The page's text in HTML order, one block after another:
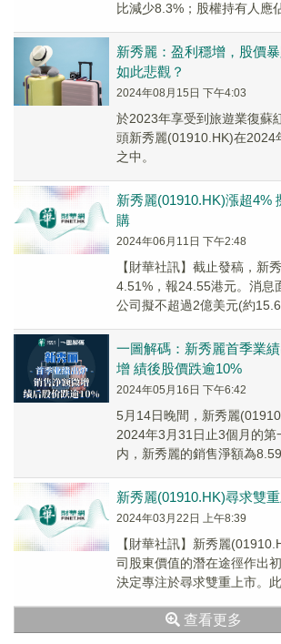
比減少8.3%；股權持有人應
新秀麗：盈利穩增，股價
如此悲觀？
2024年08月15日 下午4:03
於2023年享受到旅遊業復蘇
頭新秀麗(01910.HK)在2024
之中。
新秀麗(01910.HK)漲超4%
購
2024年06月11日 下午2:48
【財華社訊】截止發稿，新
4.51%，報24.55港元。消息
公司擬不超過2億美元(約
一圖解碼：新秀麗首季業
增 績後股價跌逾10%
2024年05月16日 下午6:42
5月14日晚間，新秀麗
2024年3月31日止3個月的第
内，新秀麗的銷售淨額為
新秀麗(01910.HK)尋求雙
2024年03月22日 上午8:39
【財華社訊】新秀麗
司股東價值的潛在途徑作出
決定專注於尋求雙重上市。
查看更多